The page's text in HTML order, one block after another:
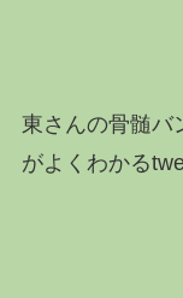
東さんの骨髄バ
がよくわかる